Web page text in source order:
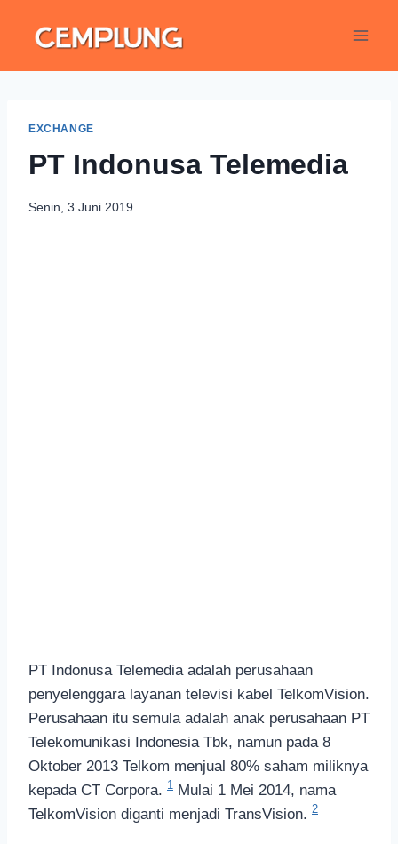
EXCHANGE
PT Indonusa Telemedia
Senin, 3 Juni 2019
PT Indonusa Telemedia adalah perusahaan
penyelenggara layanan televisi kabel TelkomVision.
Perusahaan itu semula adalah anak perusahaan PT
Telekomunikasi Indonesia Tbk, namun pada 8
Oktober 2013 Telkom menjual 80% saham miliknya
kepada CT Corpora. 1 Mulai 1 Mei 2014, nama
TelkomVision diganti menjadi TransVision. 2